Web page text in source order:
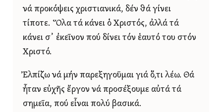
νά προκόψεις χριστιανικά, δέν θά γίνει
τίποτε. Ὅλα τά κάνει ὁ Χριστός, ἀλλά τά
κάνει σ᾿ ἐκεῖνον πού δίνει τόν ἑαυτό του στόν
Χριστό.
Ἐλπίζω νά μήν παρεξηγοῦμαι γιά ὅ,τι λέω. Θά
ἦταν εὐχῆς ἔργον νά προσέξουμε αὐτά τά
σημεῖα, πού εἶναι πολύ βασικά.